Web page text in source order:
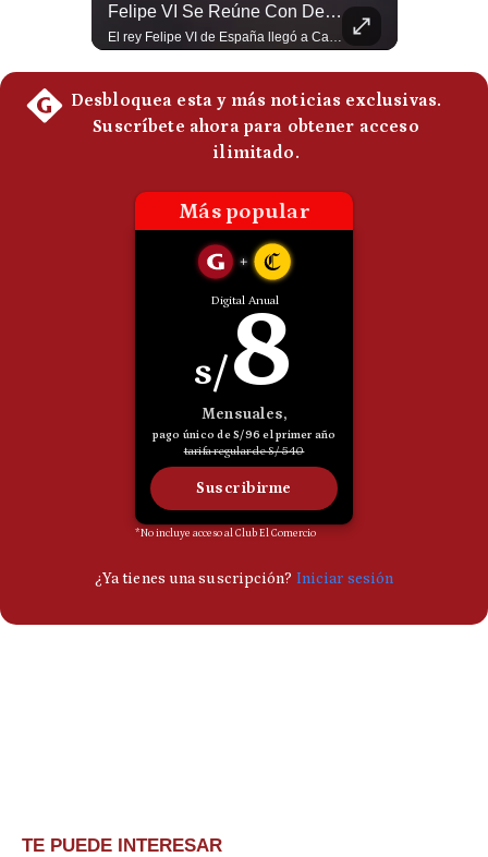
Felipe VI Se Reúne Con De La Espriella Antes De La Investidura | Gestión Mundo
TE PUEDE INTERESAR